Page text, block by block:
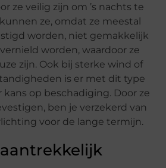
ze veilig zijn om ’s nachts te
ze, omdat ze meestal
worden, niet gemakkelijk
worden, waardoor ze
zijn. Ook bij sterke wind of
is er met dit type
op beschadiging. Door ze
ben je verzekerd van
voor de lange termijn.